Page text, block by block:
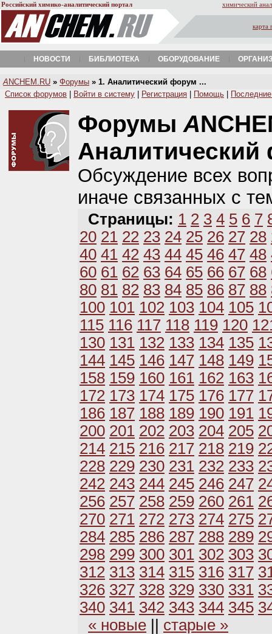
Российский химико-аналитический портал химический
карта
НОВОСТИ БИБЛИОТЕКА ОБОРУДОВАНИЕ
A NCHEM.RU » Форумы » 1. Аналитический форум ...
Список форумов
Войти в систему Регистрация Помощь
Форумы A
Обсуждение всех
иначе связанных с
Страницы: 1 2 3 4 5 6 7
20 21 22 23 24 25 26 27 28
40 41 42 43 44 45 46 47 48
60 61 62 63 64 65 66 67 68
80 81 82 83 84 85 86 87 88
100 101 102 103 104 105
115 116 117 118 119 120
130 131 132 133 134 135
144 145 146 147 148 149
158 159 160 161 162 163
172 173 174 175 176 177
186 187 188 189 190 191
200 201 202 203 204 205
214 215 216 217 218 219
228 229 230 231 232 233
242 243 244 245 246 247
256 257 258 259 260 261
270 271 272 273 274 275
284 285 286 287 288 289
298 299 300 301 302 303
312 313 314 315 316 317
326 327 328 329 330 331
340 341 342 343 344 345
« новые
старые »